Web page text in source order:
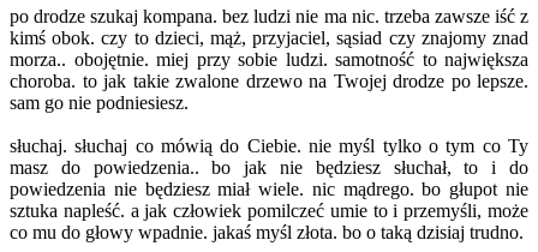
po drodze szukaj kompana. bez ludzi nie ma nic. trzeba zawsze iść z
kimś obok. czy to dzieci, mąż, przyjaciel, sąsiad czy znajomy znad
morza.. obojętnie. miej przy sobie ludzi. samotność to największa
choroba. to jak takie zwalone drzewo na Twojej drodze po lepsze.
sam go nie podniesiesz.
słuchaj. słuchaj co mówią do Ciebie. nie myśl tylko o tym co Ty
masz do powiedzenia.. bo jak nie będziesz słuchał, to i do
powiedzenia nie będziesz miał wiele. nic mądrego. bo głupot nie
sztuka napleść. a jak człowiek pomilczeć umie to i przemyśli, może
co mu do głowy wpadnie. jakaś myśl złota. bo o taką dzisiaj trudno.